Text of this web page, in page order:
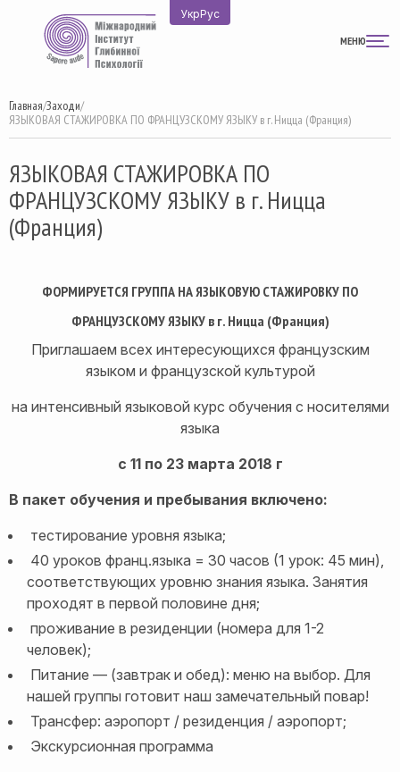
содержимому
УкрРус
МЕНЮ
Главная/Заходи/
ЯЗЫКОВАЯ СТАЖИРОВКА ПО ФРАНЦУЗСКОМУ ЯЗЫКУ в г. Ницца (Франция)
ЯЗЫКОВАЯ СТАЖИРОВКА ПО
ФРАНЦУЗСКОМУ ЯЗЫКУ в г. Ницца
(Франция)
ФОРМИРУЕТСЯ ГРУППА НА ЯЗЫКОВУЮ СТАЖИРОВКУ ПО
ФРАНЦУЗСКОМУ ЯЗЫКУ в г. Ницца (Франция)
Приглашаем всех интересующихся французским
языком и французской культурой
на интенсивный языковой курс обучения с носителями
языка
с 11 по 23 марта 2018 г
В пакет обучения и пребывания включено:
тестирование уровня языка;
40 уроков франц.языка = 30 часов (1 урок: 45 мин),
соответствующих уровню знания языка. Занятия
проходят в первой половине дня;
проживание в резиденции (номера для 1-2
человек);
Питание — (завтрак и обед): меню на выбор. Для
нашей группы готовит наш замечательный повар!
Трансфер: аэропорт / резиденция / аэропорт;
Экскурсионная программа